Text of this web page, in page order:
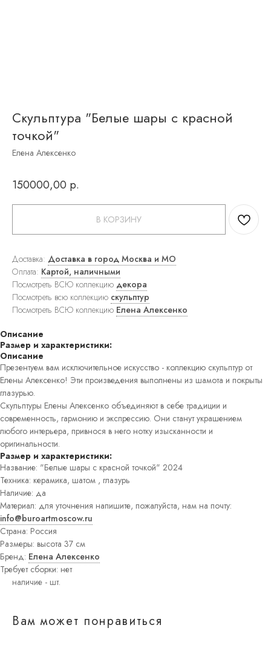
рабочей
зоне
Барные
Полубарные
стулья
Часы
Текстиль
Квадратные
ковры
Прямоугольные
ковры
Круглые
Прикроватные
ковры
Детские
ковры
Напольные
Настенные
зеркала
Настольные
зеркала
Люстры
Подвесные
светильники
светильники
Бра
Настольные
лампы
Торшеры
Картины
Постеры
Интерьерные
панно
Графика
Скульптура "Белые шары с красной
точкой"
Елена Алексенко
150000,00 р.
В КОРЗИНУ
Доставка: Доставка в город Москва и МО
Оплата: Картой, наличными
Посмотреть ВСЮ коллекцию декора
Посмотреть всю коллекцию скульптур
Посмотреть ВСЮ коллекцию Елена Алексенко
Описание
Размер и характеристики:
Описание
Презентуем вам исключительное искусство - коллекцию скульптур от
Елены Алексенко! Эти произведения выполнены из шамота и покрыты
глазурью.
Скульптуры Елены Алексенко объединяют в себе традиции и
современность, гармонию и экспрессию. Они станут украшением
любого интерьера, привнося в него нотку изысканности и
оригинальности.
Размер и характеристики:
Название: "Белые шары с красной точкой" 2024
Техника: керамика, шатом , глазурь
Наличие: да
Материал: для уточнения напишите, пожалуйста, нам на почту:
info@buroartmoscow.ru
Страна: Россия
Размеры: высота 37 см
Бренд: Елена Алексенко
Требует сборки: нет
Вам может понравиться